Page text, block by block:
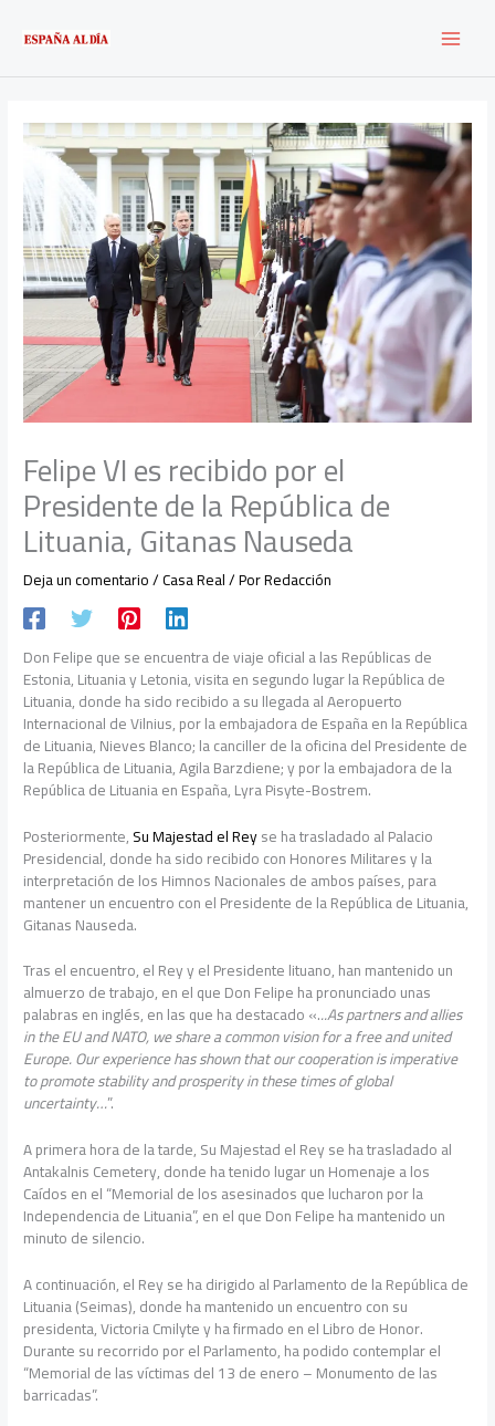
contenido
Felipe VI es recibido por el
Presidente de la República de
Lituania, Gitanas Nauseda
Deja un comentario/Casa Real/ PorRedacción
Don Felipe que se encuentra de viaje oficial a las Repúblicas de
Estonia, Lituania y Letonia, visita en segundo lugar la República de
Lituania, donde ha sido recibido a su llegada al Aeropuerto
Internacional de Vilnius, por la embajadora de España en la República
de Lituania, Nieves Blanco; la canciller de la oficina del Presidente de
la República de Lituania, Agila Barzdiene; y por la embajadora de la
República de Lituania en España, Lyra Pisyte-Bostrem.
Posteriormente,Su Majestad el Reyse ha trasladado al Palacio
Presidencial, donde ha sido recibido con Honores Militares y la
interpretación de los Himnos Nacionales de ambos países, para
mantener un encuentro con el Presidente de la República de Lituania,
Gitanas Nauseda.
Tras el encuentro, el Rey y el Presidente lituano, han mantenido un
almuerzo de trabajo, en el que Don Felipe ha pronunciado unas
palabras en inglés, en las que ha destacado «...As partners and allies
in the EU and NATO, we share a common vision for a free and united
Europe. Our experience has shown that our cooperation is imperative
to promote stability and prosperity in these times of global
uncertainty…”.
A primera hora de la tarde, Su Majestad el Rey se ha trasladado al
Antakalnis Cemetery, donde ha tenido lugar un Homenaje a los
Caídos en el “Memorial de los asesinados que lucharon por la
Independencia de Lituania”, en el que Don Felipe ha mantenido un
minuto de silencio.
A continuación, el Rey se ha dirigido al Parlamento de la República de
Lituania (Seimas), donde ha mantenido un encuentro con su
presidenta, Victoria Cmilyte y ha firmado en el Libro de Honor.
Durante su recorrido por el Parlamento, ha podido contemplar el
“Memorial de las víctimas del 13 de enero – Monumento de las
barricadas”.